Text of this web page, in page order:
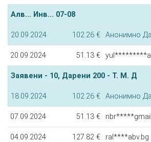
Алв... Инв... 07-08
20.09.2024 102.26 € Анонимно
20.09.2024 51.13 €
Заявени - 10, Дарени 200 - Т. М. Д
18.09.2024 102.26 € Анонимно
07.09.2024 51.13 €
04.09.2024 127.82 € ral****abv.bg